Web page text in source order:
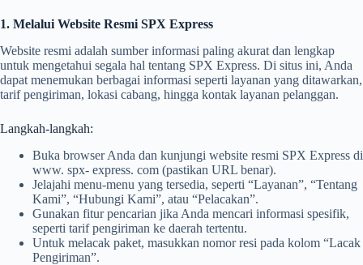
1. Melalui Website Resmi SPX Express
Website resmi adalah sumber informasi paling akurat dan lengkap
untuk mengetahui segala hal tentang SPX Express. Di situs ini, Anda
dapat menemukan berbagai informasi seperti layanan yang ditawarkan,
tarif pengiriman, lokasi cabang, hingga kontak layanan pelanggan.
Langkah-langkah:
Buka browser Anda dan kunjungi website resmi SPX Express di
www. spx- express. com (pastikan URL benar).
Jelajahi menu-menu yang tersedia, seperti “Layanan”, “Tentang
Kami”, “Hubungi Kami”, atau “Pelacakan”.
Gunakan fitur pencarian jika Anda mencari informasi spesifik,
seperti tarif pengiriman ke daerah tertentu.
Untuk melacak paket, masukkan nomor resi pada kolom “Lacak
Pengiriman”.